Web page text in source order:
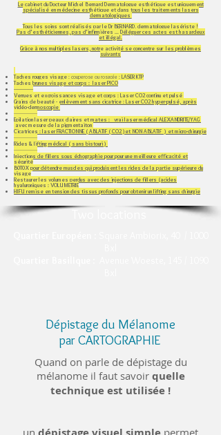
Le cabinet du Docteur Michel Bernard Dermatologue esthétique est uniquement
spécialisé en médecine esthétique et dans tous les traitements lasers
dermatologiques
Tous les soins sont réalisés par le Dr BERNARD, dermatologue lasériste !
Pas d'esthéticiennes, pas d'infirmières ... Déléguer ces actes est hasardeux
et illégal.
Grâce à nos multiples lasers, notre activité se concentre sur les problèmes
suivants
Taches rouges visage : couperose ou rosacée : LASER KTP
Taches brunes visage et corps : laser PICO
--------------​
Verrues et excroissances visage et corps : Laser CO2 continu et pulsé
Grains de beauté - enlèvement sans cicatrice : Laser CO2 hyper-pulsé, après
vidéo-dermoscopie
-----------------
Epilation laser peaux claires et mates : vrai laser médical ALEXANDRITE/YAG
avec mesure de la pigmentaiton
Cicatrices : laser FRACTIONNE ( ABLATIF ( CO2 )et NON ABLATIF ) et micro-chirurgie
-----------------
Rides & lifting médical ( sans bistouri )
-----------------
Injections de fillers sous échographie pour pour une meilleure efficacité et
sécurité
B0T0X pour détendre muscles qui produisent les rides de la partie supérieure du
visage
Restaurer les volumes perdus avec des injections de fillers (acides
hyaluroniques​ : VOLUMETRIE
HIFU remise en tension des tissus profonds pour obtenir un lifting sans chirurgie
Dépistage du Mélanome
par CARTOGRAPHIE
Quand on parle de dépistage du
mélanome il faut savoir quelle
technique est utilisée !
un
permet